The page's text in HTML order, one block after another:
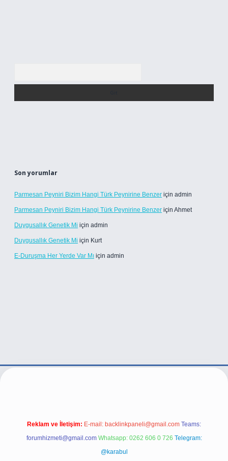
Son yorumlar
Parmesan Peyniri Bizim Hangi Türk Peynirine Benzer için admin
Parmesan Peyniri Bizim Hangi Türk Peynirine Benzer için Ahmet
Duygusallık Genetik Mi için admin
Duygusallık Genetik Mi için Kurt
E-Duruşma Her Yerde Var Mı için admin
Reklam ve İletişim: E-mail: backlinkpaneli@gmail.com Teams:
forumhizmeti@gmail.com Whatsapp: 0262 606 0 726 Telegram:
@karabul